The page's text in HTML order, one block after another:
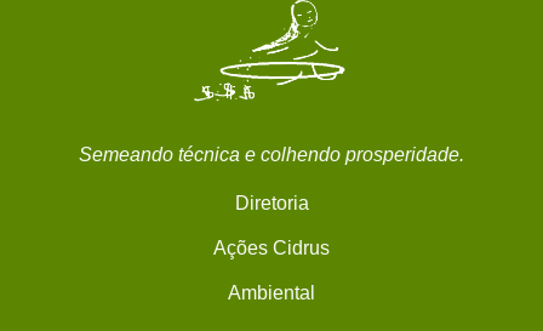
Semeando técnica e colhendo prosperidade.
Diretoria
Ações Cidrus
Ambiental